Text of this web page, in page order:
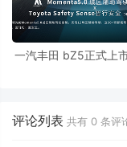
一汽丰田 bZ5正式上市
评论列表 共有 0 条评